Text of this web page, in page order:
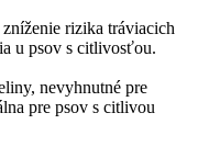
rizika tráviacich
u psov s citlivosťou.
nevyhnutné pre
pre psov s citlivou